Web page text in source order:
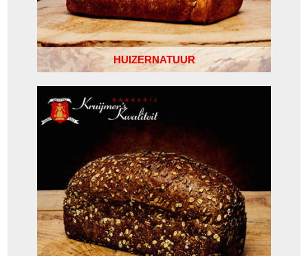
HUIZERNATUUR